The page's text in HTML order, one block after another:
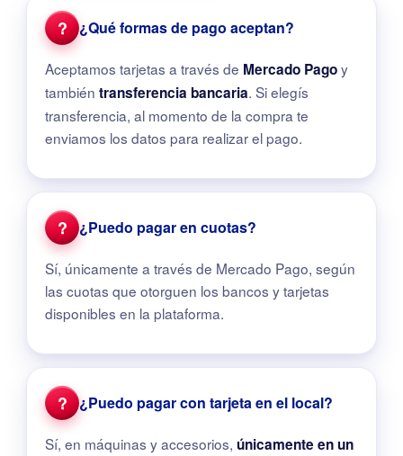
? ¿Qué formas de pago aceptan?
Aceptamos tarjetas a través de Mercado Pagoy
también transferencia bancaria. Si elegís
transferencia, al momento de la compra te
enviamos los datos para realizar el pago.
? ¿Puedo pagar en cuotas?
Sí, únicamente a través de Mercado Pago, según
las cuotas que otorguen los bancos y tarjetas
disponibles en la plataforma.
? ¿Puedo pagar con tarjeta en el local?
Sí, en máquinas y accesorios, únicamente en un